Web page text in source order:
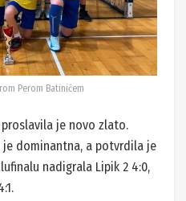
Perom Batinićem
je novo zlato.
je dominantna, a potvrdila je
nadigrala Lipik 2 4:0,